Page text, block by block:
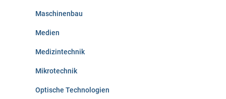
Maschinenbau
Medien
Medizintechnik
Mikrotechnik
Optische Technologien